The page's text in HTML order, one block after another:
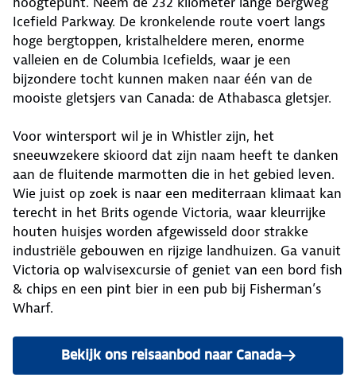
Icefield Parkway. De kronkelende route voert langs
hoge bergtoppen, kristalheldere meren, enorme
valleien en de Columbia Icefields, waar je een
bijzondere tocht kunnen maken naar één van de
mooiste gletsjers van Canada: de Athabasca gletsjer.
Voor wintersport wil je in Whistler zijn, het
sneeuwzekere skioord dat zijn naam heeft te danken
aan de fluitende marmotten die in het gebied leven.
Wie juist op zoek is naar een mediterraan klimaat kan
terecht in het Brits ogende Victoria, waar kleurrijke
houten huisjes worden afgewisseld door strakke
industriële gebouwen en rijzige landhuizen. Ga vanuit
Victoria op walvisexcursie of geniet van een bord fish
& chips en een pint bier in een pub bij Fisherman’s
Wharf.
Bekijk ons reisaanbod naar Canada